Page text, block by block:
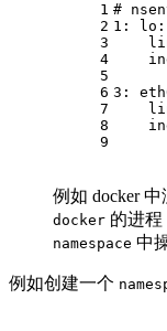
1
2
3
4
5
6
7
8
9
#
1: lo:
3:
例如 docker
docker 的进程
namespace 中
例如创建一个